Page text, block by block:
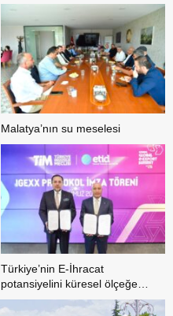
Malatya’nın su meselesi
Türkiye’nin E-İhracat
potansiyelini küresel ölçeğe
taşıyacak iş birliği